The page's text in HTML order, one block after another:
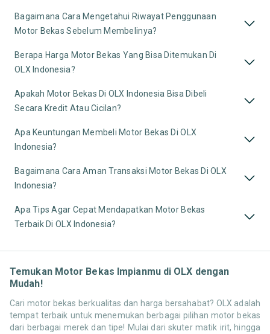
Bagaimana Cara Mengetahui Riwayat Penggunaan
Motor Bekas Sebelum Membelinya?
Berapa Harga Motor Bekas Yang Bisa Ditemukan Di
OLX Indonesia?
Apakah Motor Bekas Di OLX Indonesia Bisa Dibeli
Secara Kredit Atau Cicilan?
Apa Keuntungan Membeli Motor Bekas Di OLX
Indonesia?
Bagaimana Cara Aman Transaksi Motor Bekas Di OLX
Indonesia?
Apa Tips Agar Cepat Mendapatkan Motor Bekas
Terbaik Di OLX Indonesia?
Temukan Motor Bekas Impianmu di OLX dengan
Mudah!
Cari motor bekas berkualitas dan harga bersahabat? OLX adalah
tempat terbaik untuk menemukan berbagai pilihan motor bekas
dari berbagai merek dan tipe! Mulai dari skuter matik irit, hingga